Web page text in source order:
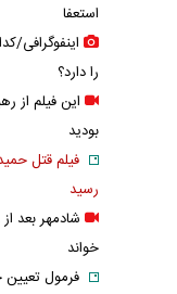
استعفا
اینفوگرافی/
را دارد؟
این فیلم از
بودید
فیلم قتل
رسید
خواند
فرمول تعیین